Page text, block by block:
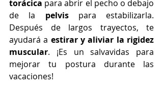
torácica para abrir el pecho o debajo
de la pelvis para estabilizarla.
Después de largos trayectos, te
ayudará a estirar y aliviar la rigidez
muscular. ¡Es un salvavidas para
mejorar tu postura durante las
vacaciones!